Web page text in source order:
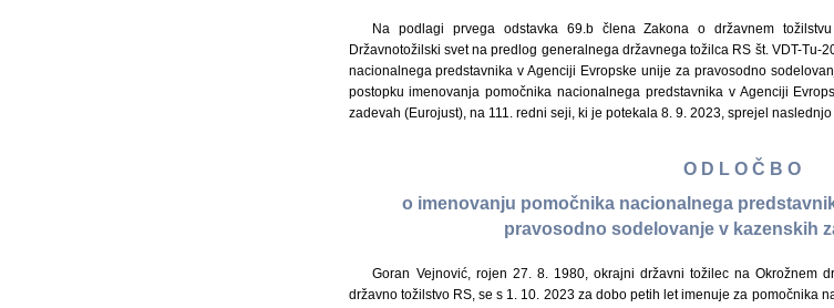
Na podlagi prvega odstavka 69.b člena Zakona o državnem
Državnotožilski svet na predlog generalnega državnega tožilca RS št. VDT-Tu-
nacionalnega predstavnika v Agenciji Evropske unije za pravosodno
postopku imenovanja pomočnika nacionalnega predstavnika v Agenciji
zadevah (Eurojust), na 111. redni seji, ki je potekala 8. 9. 2023, sprejel naslednjo
O D L O Č B O
o imenovanju pomočnika nacionalnega
pravosodno sodelovanje v kazenskih
Goran Vejnović, rojen 27. 8. 1980, okrajni državni tožilec na Okrožnem
državno tožilstvo RS, se s 1. 10. 2023 za dobo petih let imenuje za pomočnika